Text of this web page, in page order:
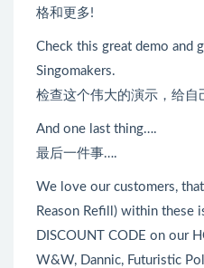
格和更多!
Check this great demo and
Singomakers.
检查这个伟大的演示，给自
And one last thing….
最后一件事….
We love our customers,
Reason Refill) within these
DISCOUNT CODE on our
W&W, Dannic, Futuristic